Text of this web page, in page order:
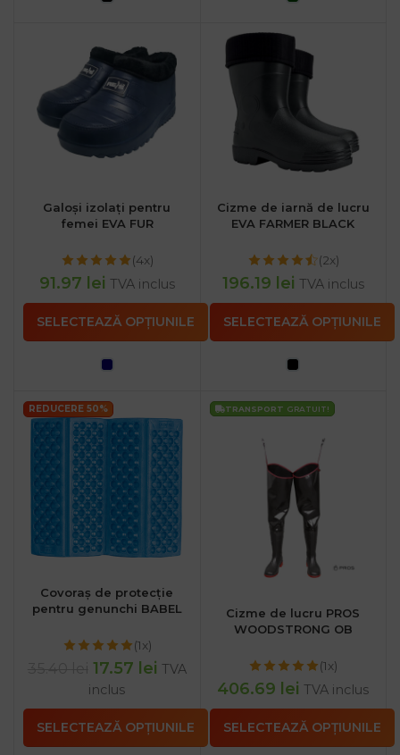
Galoși izolați pentru
femei EVA FUR
(4x)
91.97 lei TVA inclus
SELECTEAZĂ OPȚIUNILE
Cizme de iarnă de lucru
EVA FARMER BLACK
(2x)
196.19 lei TVA inclus
SELECTEAZĂ OPȚIUNILE
REDUCERE 50%
Covoraș de protecție
pentru genunchi BABEL
(1x)
17.57 lei TVA
inclus
SELECTEAZĂ OPȚIUNILE
TRANSPORT GRATUIT!
Cizme de lucru PROS
WOODSTRONG OB
(1x)
406.69 lei TVA inclus
SELECTEAZĂ OPȚIUNILE